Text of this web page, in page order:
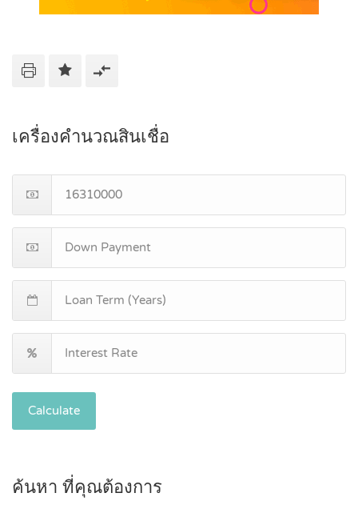
เครื่องคำนวณสินเชื่อ
Calculate
ค้นหา ที่คุณต้องการ